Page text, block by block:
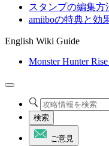
スタンプの編集方
amiiboの特典と効
English Wiki Guide
Monster Hunter
検索
ご意見